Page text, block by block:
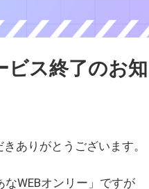
ビス終了のお
ありがとうございます。
WEBオンリー」ですが